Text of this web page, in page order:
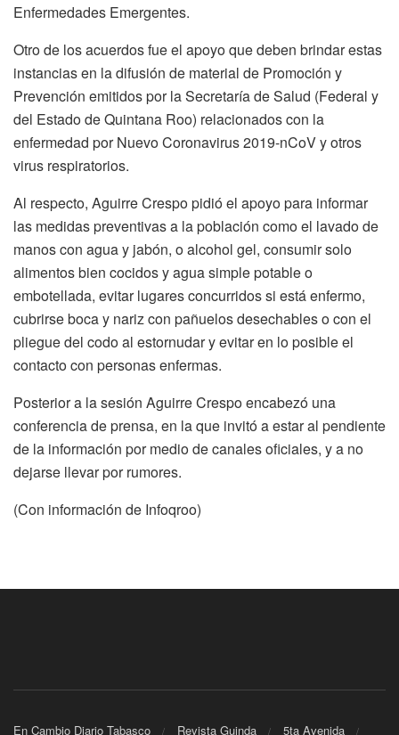
Enfermedades Emergentes.
Otro de los acuerdos fue el apoyo que deben brindar estas
instancias en la difusión de material de Promoción y
Prevención emitidos por la Secretaría de Salud (Federal y
del Estado de Quintana Roo) relacionados con la
enfermedad por Nuevo Coronavirus 2019-nCoV y otros
virus respiratorios.
Al respecto, Aguirre Crespo pidió el apoyo para informar
las medidas preventivas a la población como el lavado de
manos con agua y jabón, o alcohol gel, consumir solo
alimentos bien cocidos y agua simple potable o
embotellada, evitar lugares concurridos si está enfermo,
cubrirse boca y nariz con pañuelos desechables o con el
pliegue del codo al estornudar y evitar en lo posible el
contacto con personas enfermas.
Posterior a la sesión Aguirre Crespo encabezó una
conferencia de prensa, en la que invitó a estar al pendiente
de la información por medio de canales oficiales, y a no
dejarse llevar por rumores.
(Con información de Infoqroo)
En Cambio Diario Tabasco Revista Guinda 5ta Avenida